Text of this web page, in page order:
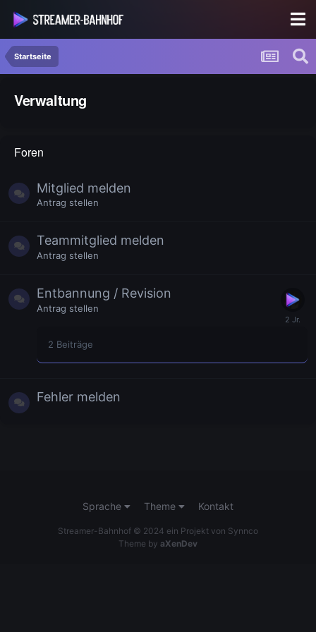
Startseite
Verwaltung
Foren
Mitglied melden
Antrag stellen
Teammitglied melden
Antrag stellen
Entbannung / Revision
Antrag stellen
2 Beiträge
Fehler melden
Sprache Theme Kontakt
Streamer-Bahnhof © 2024 ein Projekt von Synnco
Theme by aXenDev